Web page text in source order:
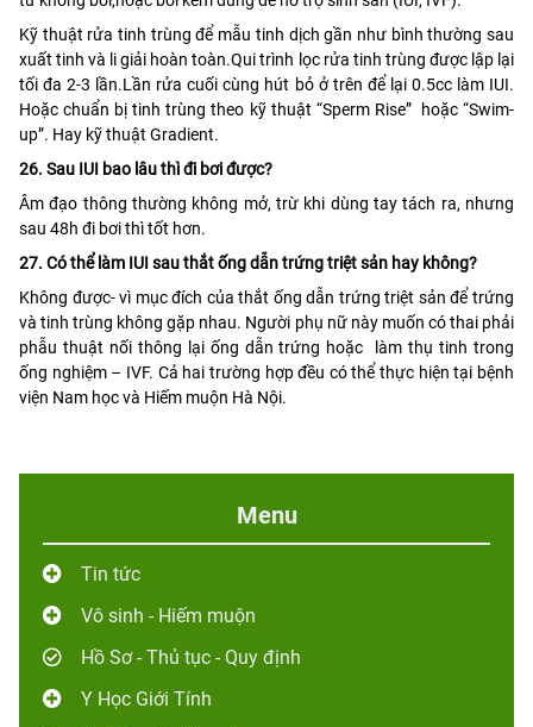
Kỹ thuật rửa tinh trùng để mẫu tinh dịch gần như bình thường sau
xuất tinh và li giải hoàn toàn.Qui trình lọc rửa tinh trùng được lập lại
tối đa 2-3 lần.Lần rửa cuối cùng hút bỏ ở trên để lại 0.5cc làm IUI.
Hoặc chuẩn bị tinh trùng theo kỹ thuật “Sperm Rise” hoặc “Swim-
up”. Hay kỹ thuật Gradient.
26. Sau IUI bao lâu thì đi bơi được?
Âm đạo thông thường không mở, trừ khi dùng tay tách ra, nhưng
sau 48h đi bơi thì tốt hơn.
27. Có thể làm IUI sau thắt ống dẫn trứng triệt sản hay không?
Không được- vì mục đích của thắt ống dẫn trứng triệt sản để trứng
và tinh trùng không gặp nhau. Người phụ nữ này muốn có thai phải
phẫu thuật nối thông lại ống dẫn trứng hoặc làm thụ tinh trong
ống nghiệm – IVF. Cả hai trường hợp đều có thể thực hiện tại bệnh
viện Nam học và Hiếm muộn Hà Nội.
Menu
Tin tức
Vô sinh - Hiếm muộn
Hồ Sơ - Thủ tục - Quy định
Y Học Giới Tính